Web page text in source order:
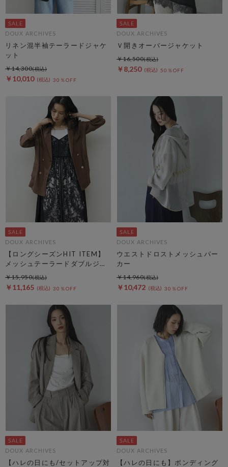
DOUX ARCHIVES
リネン混半袖テーラードジャケ
ット
￥10,010 30％OFF
￥14,300
DOUX ARCHIVES
Ｖ開きオーバージャケット
￥8,250 50％OFF
￥16,500
DOUX ARCHIVES
【ロングシーズンHIT ITEM】
メッシュテーラードダブルジャ
ケット
￥11,165 30％OFF
￥15,950
DOUX ARCHIVES
ウエストドロストメッシュパー
カー
￥10,472 30％OFF
￥14,960
DOUX ARCHIVES
【ハレの日にも/セットアップ対
DOUX ARCHIVES
【ハレの日にも】ボンディング